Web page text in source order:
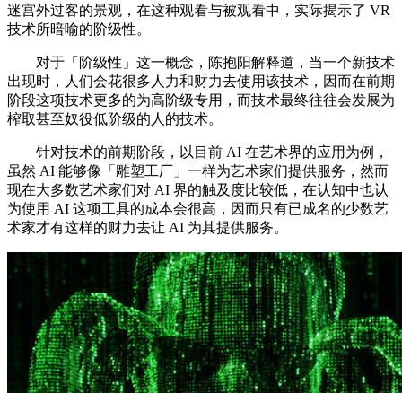
迷宫外过客的景观，在这种观看与被观看中，实际揭示了 VR
技术所暗喻的阶级性。
对于「阶级性」这一概念，陈抱阳解释道，当一个新技术
出现时，人们会花很多人力和财力去使用该技术，因而在前期
阶段这项技术更多的为高阶级专用，而技术最终往往会发展为
榨取甚至奴役低阶级的人的技术。
针对技术的前期阶段，以目前 AI 在艺术界的应用为例，
虽然 AI 能够像「雕塑工厂」一样为艺术家们提供服务，然而
现在大多数艺术家们对 AI 界的触及度比较低，在认知中也认
为使用 AI 这项工具的成本会很高，因而只有已成名的少数艺
术家才有这样的财力去让 AI 为其提供服务。